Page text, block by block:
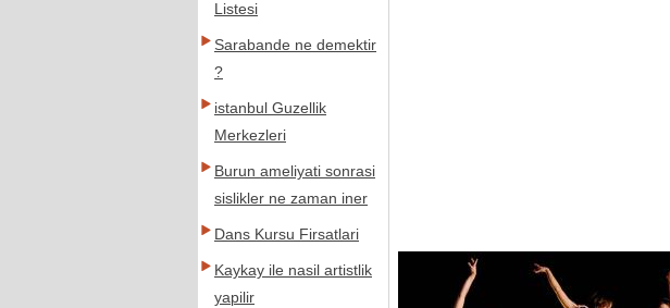
Listesi
Sarabande ne demektir
?
istanbul Guzellik
Merkezleri
Burun ameliyati sonrasi
sislikler ne zaman iner
Dans Kursu Firsatlari
Kaykay ile nasil artistlik
yapilir